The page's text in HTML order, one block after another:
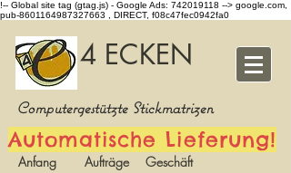
!-- Global site tag (gtag.js) - Google Ads: 742019118 --> google.com,
pub-8601164987327663 , DIRECT, f08c47fec0942fa0
4 ECKEN
Computergestützte Stickmatrizen
Automatische Lieferung!
Anfang Aufträge Geschäft